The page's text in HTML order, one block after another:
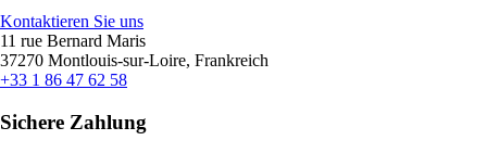
Kontaktieren Sie uns
11 rue Bernard Maris
37270 Montlouis-sur-Loire, Frankreich
+33 1 86 47 62 58
Sichere Zahlung